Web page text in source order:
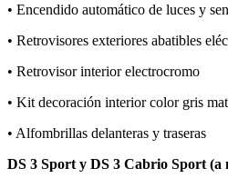
• Encendido automático de luces y
• Retrovisores exteriores abatibles
• Retrovisor interior electrocromo
• Kit decoración interior color gris
• Alfombrillas delanteras y traseras
DS 3 Sport y DS 3 Cabrio Sport (a